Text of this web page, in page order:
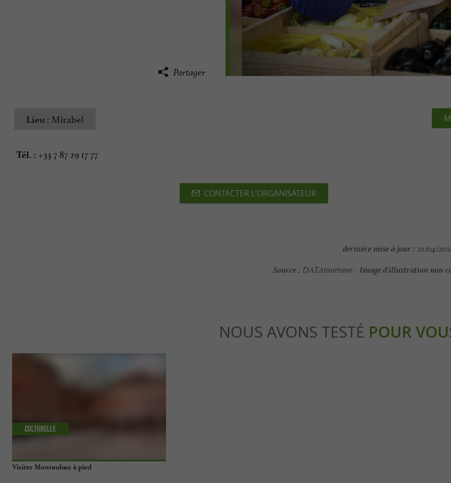
Partager
Lieu : Mirabel
Tél. : +33 7 87 29 17 77
CONTACTER L'ORGANISATEUR
dernière mise à jour : 21/04/
Source : DATAtourisme -Image d'illustration non
NOUS AVONS TESTÉ POUR
Visiter Montauban à pied
Culturelle